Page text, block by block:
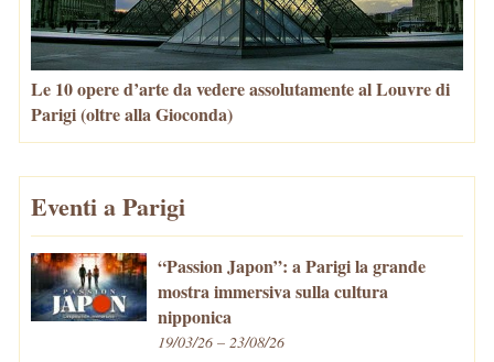
Le 10 opere d’arte da vedere assolutamente al Louvre di
Parigi (oltre alla Gioconda)
Eventi a Parigi
“Passion Japon”: a Parigi la grande
mostra immersiva sulla cultura
nipponica
19/03/26 – 23/08/26